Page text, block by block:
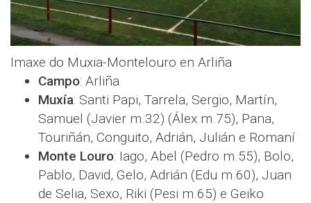
Imaxe do Muxia-Montelouro en Arliña
Campo: Arliña
Muxía: Santi Papi, Tarrela, Sergio, Martín,
Samuel (Javier m.32) (Álex m.75), Pana,
Touriñán, Conguito, Adrián, Julián e Romaní
Monte Louro: Iago, Abel (Pedro m.55), Bolo,
Pablo, David, Gelo, Adrián (Edu m.60), Juan
de Selia, Sexo, Riki (Pesi m.65) e Geiko